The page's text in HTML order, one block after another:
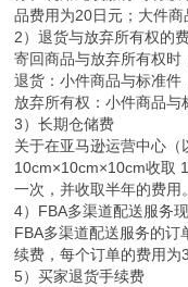
品费用为20日元；大件商
2）退货与放弃所有权的
寄回商品与放弃所有权时
退货：小件商品与标准
放弃所有权：小件商品
3）长期仓储费
关于在亚马逊运营中心
10cm×10cm×10cm收取
一次，并收取半年的费用。
4）FBA多渠道配送服务
FBA多渠道配送服务的订
续费，每个订单的费用为
5）买家退货手续费